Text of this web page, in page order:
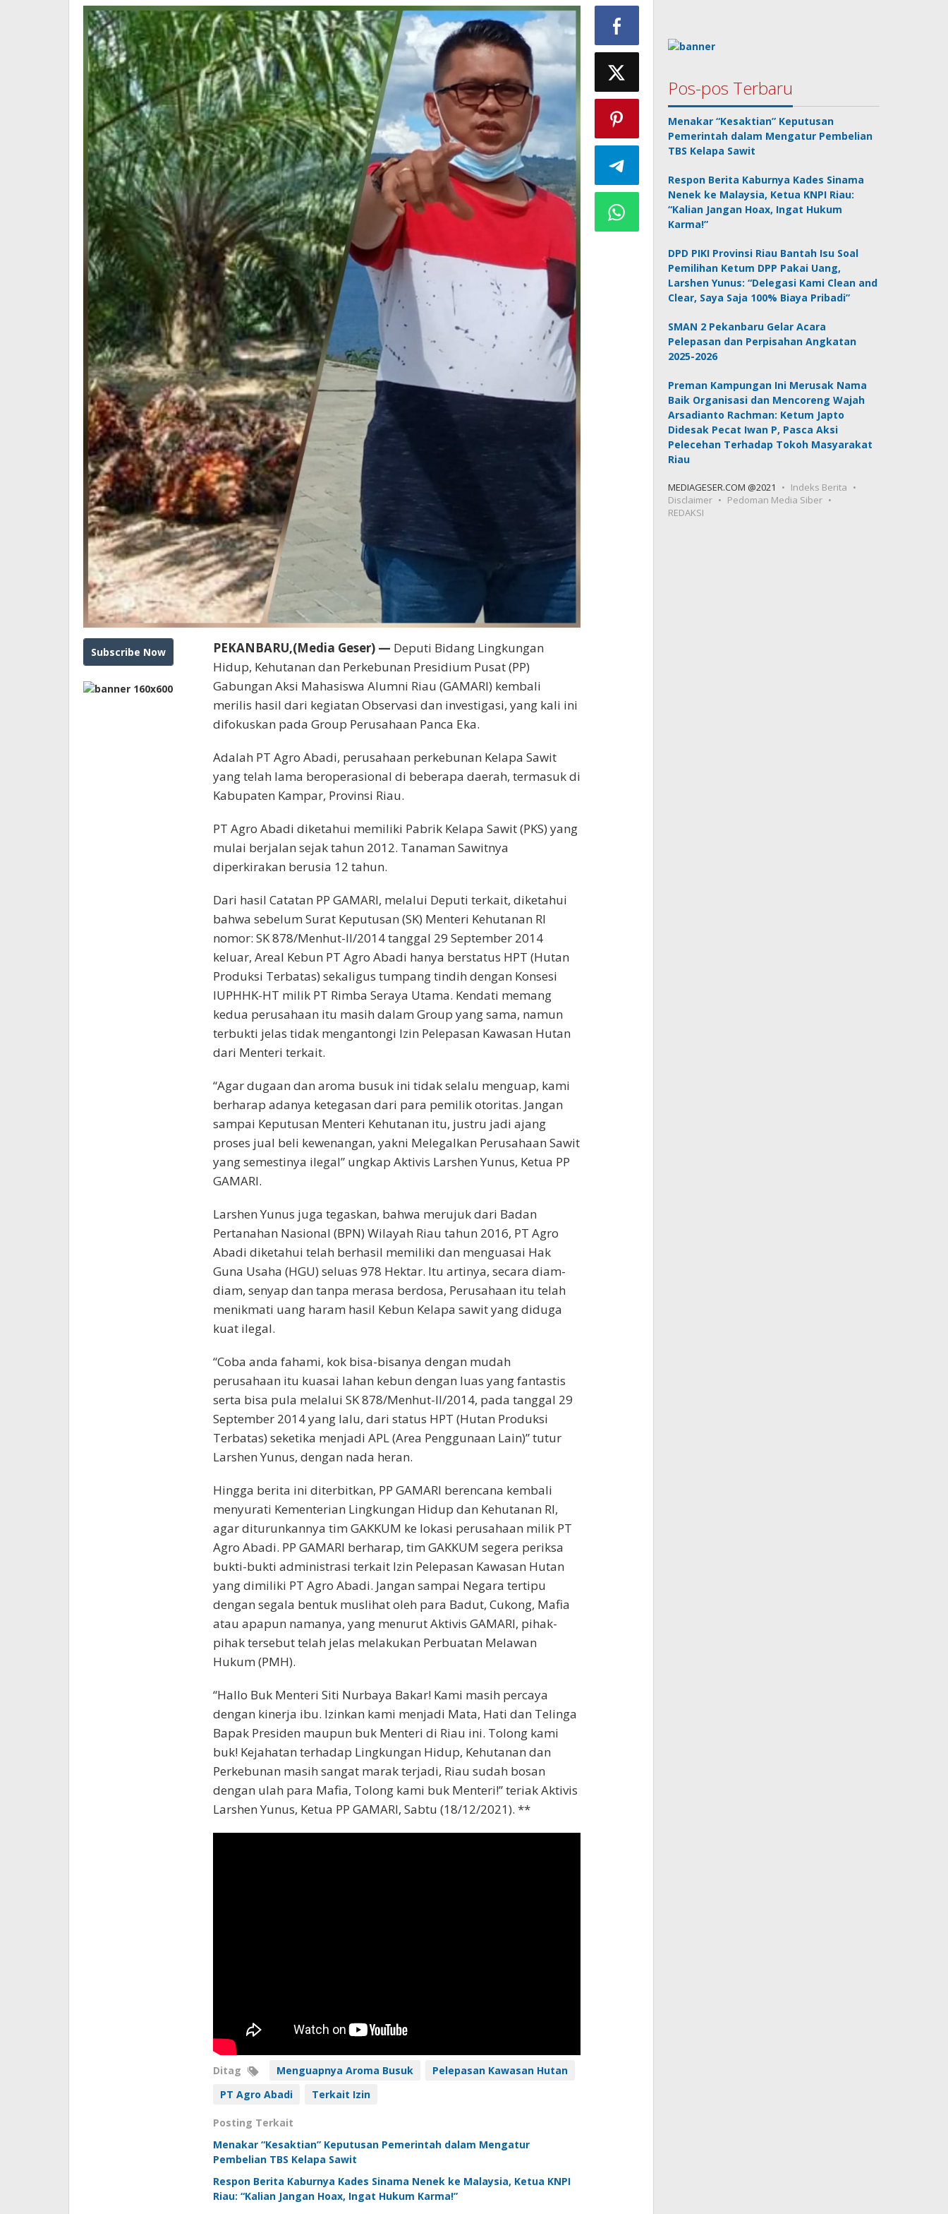
PEKANBARU,(Media Geser) — Deputi Bidang Lingkungan
Hidup, Kehutanan dan Perkebunan Presidium Pusat (PP)
Gabungan Aksi Mahasiswa Alumni Riau (GAMARI) kembali
merilis hasil dari kegiatan Observasi dan investigasi, yang kali ini
difokuskan pada Group Perusahaan Panca Eka.
Adalah PT Agro Abadi, perusahaan perkebunan Kelapa Sawit
yang telah lama beroperasional di beberapa daerah, termasuk di
Kabupaten Kampar, Provinsi Riau.
PT Agro Abadi diketahui memiliki Pabrik Kelapa Sawit (PKS) yang
mulai berjalan sejak tahun 2012. Tanaman Sawitnya
diperkirakan berusia 12 tahun.
Dari hasil Catatan PP GAMARI, melalui Deputi terkait, diketahui
bahwa sebelum Surat Keputusan (SK) Menteri Kehutanan RI
nomor: SK 878/Menhut-II/2014 tanggal 29 September 2014
keluar, Areal Kebun PT Agro Abadi hanya berstatus HPT (Hutan
Produksi Terbatas) sekaligus tumpang tindih dengan Konsesi
IUPHHK-HT milik PT Rimba Seraya Utama. Kendati memang
kedua perusahaan itu masih dalam Group yang sama, namun
terbukti jelas tidak mengantongi Izin Pelepasan Kawasan Hutan
dari Menteri terkait.
“Agar dugaan dan aroma busuk ini tidak selalu menguap, kami
berharap adanya ketegasan dari para pemilik otoritas. Jangan
sampai Keputusan Menteri Kehutanan itu, justru jadi ajang
proses jual beli kewenangan, yakni Melegalkan Perusahaan Sawit
yang semestinya ilegal” ungkap Aktivis Larshen Yunus, Ketua PP
GAMARI.
Larshen Yunus juga tegaskan, bahwa merujuk dari Badan
Pertanahan Nasional (BPN) Wilayah Riau tahun 2016, PT Agro
Abadi diketahui telah berhasil memiliki dan menguasai Hak
Guna Usaha (HGU) seluas 978 Hektar. Itu artinya, secara diam-
diam, senyap dan tanpa merasa berdosa, Perusahaan itu telah
menikmati uang haram hasil Kebun Kelapa sawit yang diduga
kuat ilegal.
“Coba anda fahami, kok bisa-bisanya dengan mudah
perusahaan itu kuasai lahan kebun dengan luas yang fantastis
serta bisa pula melalui SK 878/Menhut-II/2014, pada tanggal 29
September 2014 yang lalu, dari status HPT (Hutan Produksi
Terbatas) seketika menjadi APL (Area Penggunaan Lain)” tutur
Larshen Yunus, dengan nada heran.
Hingga berita ini diterbitkan, PP GAMARI berencana kembali
menyurati Kementerian Lingkungan Hidup dan Kehutanan RI,
agar diturunkannya tim GAKKUM ke lokasi perusahaan milik PT
Agro Abadi. PP GAMARI berharap, tim GAKKUM segera periksa
bukti-bukti administrasi terkait Izin Pelepasan Kawasan Hutan
yang dimiliki PT Agro Abadi. Jangan sampai Negara tertipu
dengan segala bentuk muslihat oleh para Badut, Cukong, Mafia
atau apapun namanya, yang menurut Aktivis GAMARI, pihak-
pihak tersebut telah jelas melakukan Perbuatan Melawan
Hukum (PMH).
“Hallo Buk Menteri Siti Nurbaya Bakar! Kami masih percaya
dengan kinerja ibu. Izinkan kami menjadi Mata, Hati dan Telinga
Bapak Presiden maupun buk Menteri di Riau ini. Tolong kami
buk! Kejahatan terhadap Lingkungan Hidup, Kehutanan dan
Perkebunan masih sangat marak terjadi, Riau sudah bosan
dengan ulah para Mafia, Tolong kami buk Menteri!” teriak Aktivis
Larshen Yunus, Ketua PP GAMARI, Sabtu (18/12/2021). **
Ditag Menguapnya Aroma Busuk
Pelepasan Kawasan Hutan
PT Agro Abadi
Terkait Izin
Posting Terkait
Menakar “Kesaktian” Keputusan Pemerintah dalam Mengatur
Pembelian TBS Kelapa Sawit
Respon Berita Kaburnya Kades Sinama Nenek ke Malaysia, Ketua KNPI
Riau: “Kalian Jangan Hoax, Ingat Hukum Karma!”
Pos-pos Terbaru
Menakar “Kesaktian” Keputusan
Pemerintah dalam Mengatur Pembelian
TBS Kelapa Sawit
Respon Berita Kaburnya Kades Sinama
Nenek ke Malaysia, Ketua KNPI Riau:
“Kalian Jangan Hoax, Ingat Hukum
Karma!”
DPD PIKI Provinsi Riau Bantah Isu Soal
Pemilihan Ketum DPP Pakai Uang,
Larshen Yunus: “Delegasi Kami Clean and
Clear, Saya Saja 100% Biaya Pribadi”
SMAN 2 Pekanbaru Gelar Acara
Pelepasan dan Perpisahan Angkatan
2025-2026
Preman Kampungan Ini Merusak Nama
Baik Organisasi dan Mencoreng Wajah
Arsadianto Rachman: Ketum Japto
Didesak Pecat Iwan P, Pasca Aksi
Pelecehan Terhadap Tokoh Masyarakat
Riau
MEDIAGESER.COM @2021
Indeks Berita
Disclaimer
Pedoman Media Siber
REDAKSI